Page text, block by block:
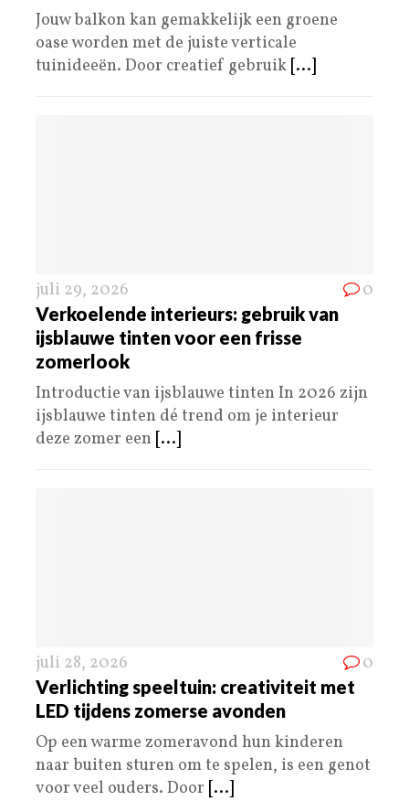
Jouw balkon kan gemakkelijk een groene
oase worden met de juiste verticale
tuinideeën. Door creatief gebruik [...]
juli 29, 2026 0
Verkoelende interieurs: gebruik van
ijsblauwe tinten voor een frisse
zomerlook
Introductie van ijsblauwe tinten In 2026 zijn
ijsblauwe tinten dé trend om je interieur
deze zomer een [...]
juli 28, 2026 0
Verlichting speeltuin: creativiteit met
LED tijdens zomerse avonden
Op een warme zomeravond hun kinderen
naar buiten sturen om te spelen, is een genot
voor veel ouders. Door [...]